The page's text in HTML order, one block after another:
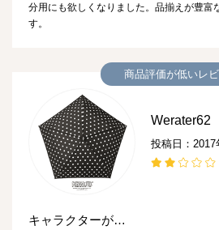
分用にも欲しくなりました。品揃えが豊富
す。
商品評価が低いレ
Werater62
投稿日：2017
キャラクターが…